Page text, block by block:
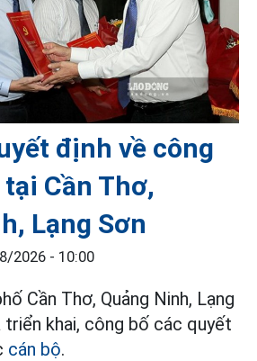
định về công
Cần Thơ,
Lạng Sơn
2026 - 10:00
Cần Thơ, Quảng Ninh, Lạng
triển khai, công bố các quyết
cán bộ.